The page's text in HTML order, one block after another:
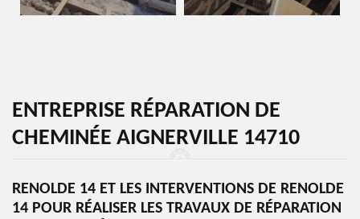
ENTREPRISE RÉPARATION DE
CHEMINÉE AIGNERVILLE 14710
RENOLDE 14 ET LES INTERVENTIONS DE RENOLDE
14 POUR RÉALISER LES TRAVAUX DE RÉPARATION